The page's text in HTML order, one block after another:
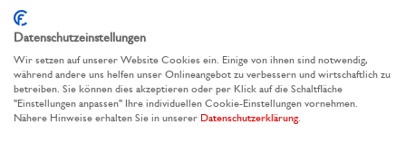
Pappbecher bedrucken
Heißgetränke-Becher
PE-beschichtet «FRISCH
& fein»
Datenschutzeinstellungen
Wir setzen auf unserer Website Cookies ein. Einige von ihnen sind notwendig,
während andere uns helfen unser Onlineangebot zu verbessern und wirtschaftlich zu
betreiben. Sie können dies akzeptieren oder per Klick auf die Schaltfläche
"Einstellungen anpassen" Ihre individuellen Cookie-Einstellungen vornehmen.
Nähere Hinweise erhalten Sie in unserer Datenschutzerklärung